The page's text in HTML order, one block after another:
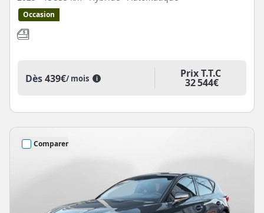
Occasion
Dès439€/ mois i Prix T.T.C
32 544€
Comparer